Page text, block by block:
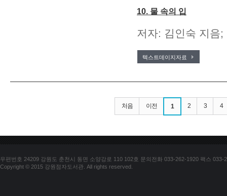
10. 물 속의 입
저자: 김인숙 지음
텍스트데이지자료
처음 이전 1 2 3 4
우편번호 24209 강원도 춘천시 동면 소양강로 110 102호 문의전화 033-262-1920 팩스 033-
Copyright © 2015 강원점자도서관. All rights reserved.